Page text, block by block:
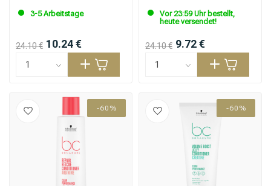
3-5 Arbeitstage
24.10 € 10.24 €
Vor 23:59 Uhr bestellt,
heute versendet!
24.10 € 9.72 €
-60% -60%